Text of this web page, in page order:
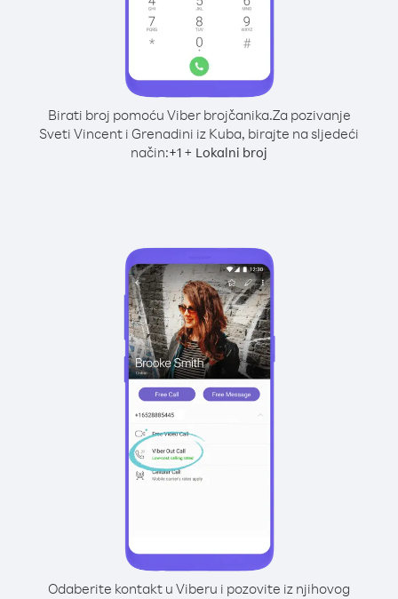
Birati broj pomoću Viber brojčanika.Za pozivanje
Sveti Vincent i Grenadini iz Kuba, birajte na sljedeći
način:+1 + Lokalni broj
Odaberite kontakt u Viberu i pozovite iz njihovog